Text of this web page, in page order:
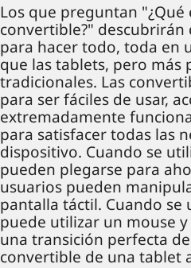
Los que preguntan
convertible?" descubrirán
para hacer todo, toda en
que las tablets, pero
tradicionales. Las
para ser fáciles de usar,
extremadamente
para satisfacer todas las
dispositivo. Cuando se
pueden plegarse para
usuarios pueden
pantalla táctil. Cuando se
puede utilizar un mouse
una transición perfecta
convertible de una tablet